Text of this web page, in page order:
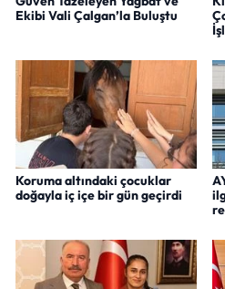
Ekibi Vali Çalgan’la Buluştu
Koruma altındaki çocuklar
doğayla iç içe bir gün geçirdi